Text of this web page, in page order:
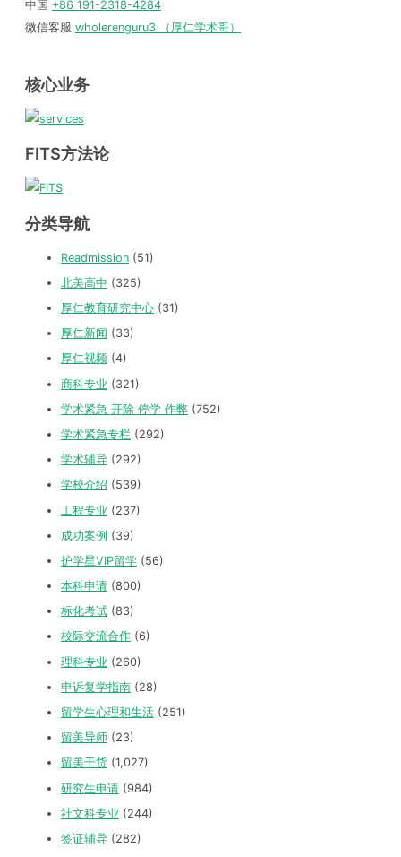
中国 +86 191-2318-4284
微信客服 wholerenguru3 （厚仁学术哥）
核心业务
FITS方法论
分类导航
Readmission (51)
北美高中 (325)
厚仁教育研究中心 (31)
厚仁新闻 (33)
厚仁视频 (4)
商科专业 (321)
学术紧急 开除 停学 作弊 (752)
学术紧急专栏 (292)
学术辅导 (292)
学校介绍 (539)
工程专业 (237)
成功案例 (39)
护学星VIP留学 (56)
本科申请 (800)
标化考试 (83)
校际交流合作 (6)
理科专业 (260)
申诉复学指南 (28)
留学生心理和生活 (251)
留美导师 (23)
留美干货 (1,027)
研究生申请 (984)
社文科专业 (244)
签证辅导 (282)